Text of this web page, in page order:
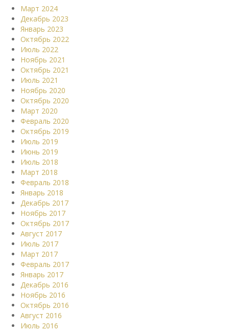
Март 2024
Декабрь 2023
Январь 2023
Октябрь 2022
Июль 2022
Ноябрь 2021
Октябрь 2021
Июль 2021
Ноябрь 2020
Октябрь 2020
Март 2020
Февраль 2020
Октябрь 2019
Июль 2019
Июнь 2019
Июль 2018
Март 2018
Февраль 2018
Январь 2018
Декабрь 2017
Ноябрь 2017
Октябрь 2017
Август 2017
Июль 2017
Март 2017
Февраль 2017
Январь 2017
Декабрь 2016
Ноябрь 2016
Октябрь 2016
Август 2016
Июль 2016